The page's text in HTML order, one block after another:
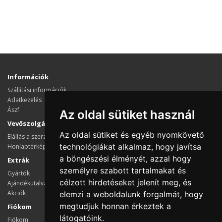
Az oldal sütiket használ
Az oldal sütiket és egyéb nyomkövető
technológiákat alkalmaz, hogy javítsa
a böngészési élményét, azzal hogy
személyre szabott tartalmakat és
célzott hirdetéseket jelenít meg, és
elemzi a weboldalunk forgalmát, hogy
megtudjuk honnan érkeztek a
látogatóink.
Információk
Szállítási információk
Adatkezelés
Ászf
Vevőszolgálat
Elállás a szerződéstől
Honlaptérkép
Extrák
Gyártók
Ajándékutalvány
Akciók
Fiókom
Fiókom